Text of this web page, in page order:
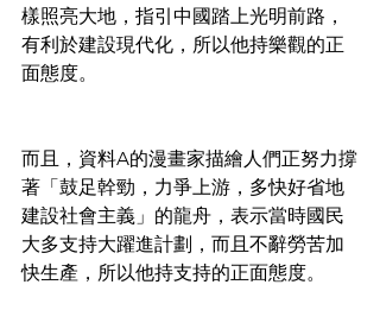
樣照亮大地，指引中國踏上光明前路，
有利於建設現代化，所以他持樂觀的正
面態度。
而且，資料A的漫畫家描繪人們正努力撐
著「鼓足幹勁，力爭上游，多快好省地
建設社會主義」的龍舟，表示當時國民
大多支持大躍進計劃，而且不辭勞苦加
快生產，所以他持支持的正面態度。